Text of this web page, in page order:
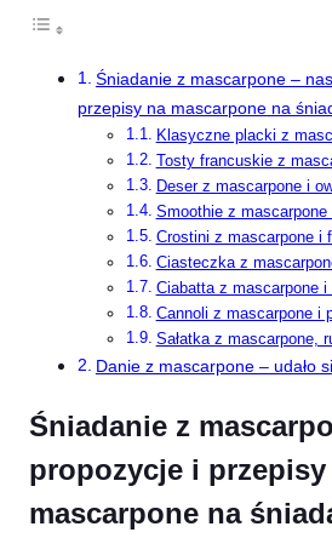
Śniadanie z mascarpone –
przepisy na mascarpone na
Klasyczne placki z
Tosty francuskie z
Deser z mascarpone i
Smoothie z mascarpone
Crostini z mascarpone i
Ciasteczka z
Ciabatta z mascarpone i
Cannoli z mascarpone i
Sałatka z mascarpone,
Danie z mascarpone – udało
Śniadanie z
propozycje i przepisy
mascarpone na